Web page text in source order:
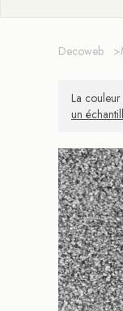
Decoweb >
La
un